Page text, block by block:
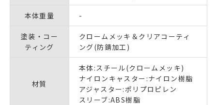
本体重量 -
塗装・コー
ティング
クロームメッキ＆クリアコーティ
ング(防錆加工)
材質
本体:スチール(クロームメッキ)
ナイロンキャスター:ナイロン樹脂
アジャスター:ポリプロピレン
スリーブ:ABS樹脂